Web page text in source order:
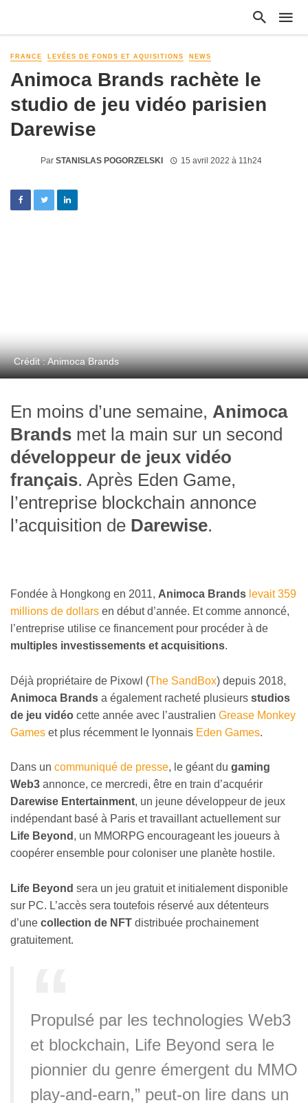
FRANCE LEVÉES DE FONDS ET AQUISITIONS NEWS
Animoca Brands rachète le
studio de jeu vidéo parisien
Darewise
Par STANISLAS POGORZELSKI 15 avril 2022 à 11h24
Crédit : Animoca Brands
En moins d’une semaine, Animoca
Brands met la main sur un second
développeur de jeux vidéo
français. Après Eden Game,
l’entreprise blockchain annonce
l’acquisition de Darewise.
Fondée à Hongkong en 2011, Animoca Brands levait 359
millions de dollars en début d’année. Et comme annoncé,
l’entreprise utilise ce financement pour procéder à de
multiples investissements et acquisitions.
Déjà propriétaire de Pixowl (The SandBox) depuis 2018,
Animoca Brands a également racheté plusieurs studios
de jeu vidéo cette année avec l’australien Grease Monkey
Games et plus récemment le lyonnais Eden Games.
Dans un communiqué de presse, le géant du gaming
Web3 annonce, ce mercredi, être en train d’acquérir
Darewise Entertainment, un jeune développeur de jeux
indépendant basé à Paris et travaillant actuellement sur
Life Beyond , un MMORPG encourageant les joueurs à
coopérer ensemble pour coloniser une planète hostile.
Life Beyond sera un jeu gratuit et initialement disponible
sur PC. L’accès sera toutefois réservé aux détenteurs
d’une collection de NFT distribuée prochainement
gratuitement.
Propulsé par les technologies Web3
et blockchain, Life Beyond sera le
pionnier du genre émergent du MMO
play-and-earn,” peut-on lire dans un